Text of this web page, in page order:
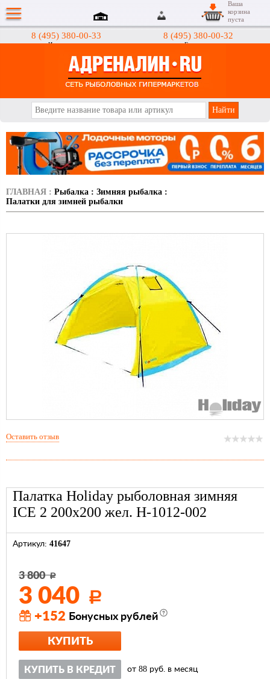
8 (495) 380-00-33
Интернет-магазин
8 (495) 380-00-32
Гипермаркеты
Ваша
корзина
пуста
ГЛАВНАЯ : Рыбалка : Зимняя рыбалка :
Палатки для зимней рыбалки
Палатка Holiday рыболовная зимняя
ICE 2 200х200 жел. H-1012-002
Артикул: 41647
3 800 Р
3 040
Р
+152 Бонусных рублей
КУПИТЬ
КУПИТЬ В КРЕДИТ от 88 руб. в месяц
Оставить отзыв